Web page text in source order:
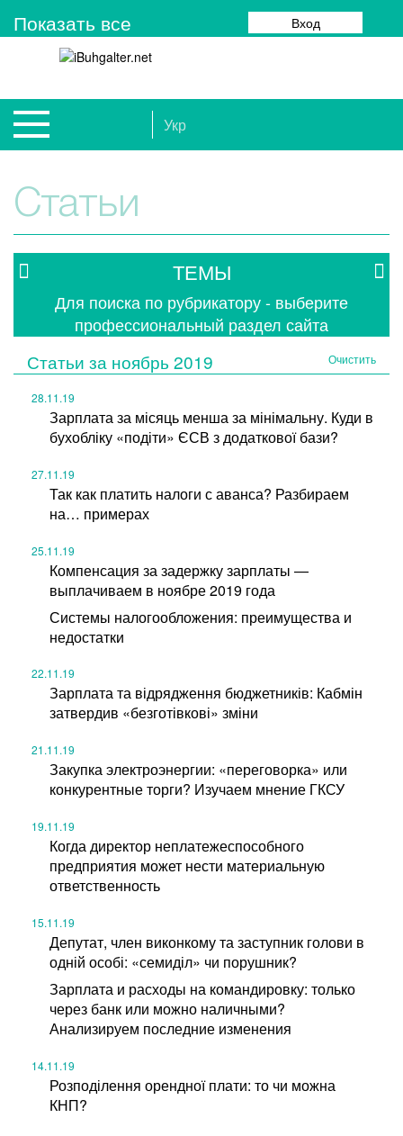
Показать все Вход
Укр
Статьи
ТЕМЫ
Для поиска по рубрикатору - выберите
профессиональный раздел сайта
Статьи за ноябрь 2019 Очистить
28.11.19
Зарплата за місяць менша за мінімальну. Куди в
бухобліку «подіти» ЄСВ з додаткової бази?
27.11.19
Так как платить налоги с аванса? Разбираем
на… примерах
25.11.19
Компенсация за задержку зарплаты —
выплачиваем в ноябре 2019 года
Системы налогообложения: преимущества и
недостатки
22.11.19
Зарплата та відрядження бюджетників: Кабмін
затвердив «безготівкові» зміни
21.11.19
Закупка электроэнергии: «переговорка» или
конкурентные торги? Изучаем мнение ГКСУ
19.11.19
Когда директор неплатежеспособного
предприятия может нести материальную
ответственность
15.11.19
Депутат, член виконкому та заступник голови в
одній особі: «семиділ» чи порушник?
Зарплата и расходы на командировку: только
через банк или можно наличными?
Анализируем последние изменения
14.11.19
Розподілення орендної плати: то чи можна
КНП?